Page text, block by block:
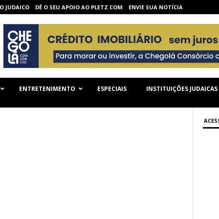
JUDAICO DÊ O SEU APOIO AO PLETZ.COM ENVIE SUA NOTÍCIA
ENTRETENIMENTO ESPECIAIS INSTITUIÇÕES JUDAICAS